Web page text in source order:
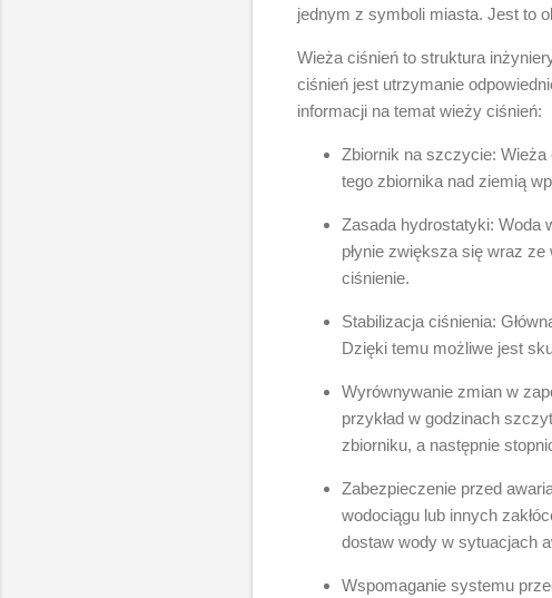
jednym z symboli miasta. Jest to
Wieża ciśnień to struktura
ciśnień jest utrzymanie
informacji na temat wieży ciśnień:
Zbiornik na szczycie:
tego zbiornika nad ziemią
Zasada hydrostatyki: Woda
płynie zwiększa się wraz
ciśnienie.
Stabilizacja ciśnienia:
Dzięki temu możliwe jest
Wyrównywanie zmian w
przykład w godzinach
zbiorniku, a następnie
Zabezpieczenie przed
wodociągu lub innych
dostaw wody w sytuacjach
Wspomaganie systemu